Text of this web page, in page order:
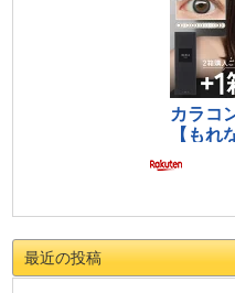
最近の投稿